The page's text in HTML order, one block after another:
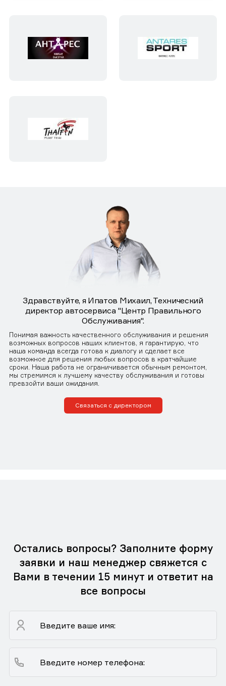
Здравствуйте, я Ипатов Михаил, Технический
директор автосервиса "Центр Правильного
Обслуживания".
Понимая важность качественного обслуживания и решения
возможных вопросов наших клиентов, я гарантирую, что
наша команда всегда готова к диалогу и сделает все
возможное для решения любых вопросов в кратчайшие
сроки. Наша работа не ограничивается обычным ремонтом,
мы стремимся к лучшему качеству обслуживания и готовы
превзойти ваши ожидания.
Связаться с директором
Остались вопросы? Заполните форму
заявки и наш менеджер свяжется с
Вами в течении 15 минут и ответит на
все вопросы